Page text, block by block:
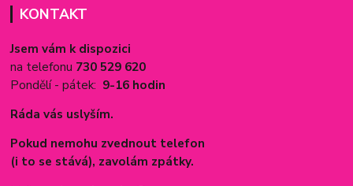
KONTAKT
Jsem vám k dispozici
na telefonu 730 529 620
Pondělí - pátek: 9-16 hodin
Ráda vás uslyším.
Pokud nemohu zvednout telefon
(i to se stává), zavolám zpátky.